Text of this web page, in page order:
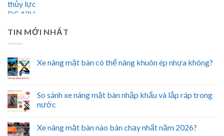
TIN MỚI NHẤT
Xe nâng mặt bàn có thể nâng khuôn ép nhựa không?
So sánh xe nâng mặt bàn nhập khẩu và lắp ráp trong
nước
Xe nâng mặt bàn nào bán chạy nhất năm 2026?